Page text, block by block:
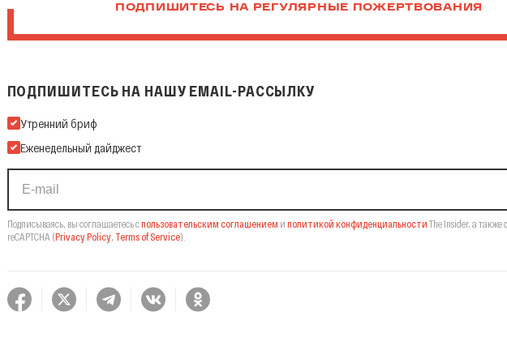
ПОДПИШИТЕСЬ НА РЕГУЛЯРНЫЕ ПОЖЕРТВОВАНИЯ
ПОДПИШИТЕСЬ НА НАШУ EMAIL-РАССЫЛКУ
Подпишитесь на нашу Email-рассылку
Утренний бриф
Еженедельный дайджест
Подписываясь, вы соглашаетесь спользовательским соглашением и политикой конфиденциальности The Insider, а также
reCAPTCHA (Privacy Policy, Terms of Service).